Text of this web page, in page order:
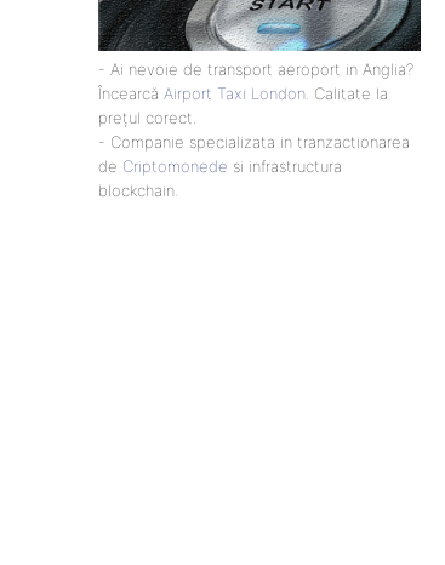
- Ai nevoie de transport aeroport in Anglia?
Încearcă Airport Taxi London . Calitate la
prețul corect.
- Companie specializata in tranzactionarea
de Criptomonede si infrastructura
blockchain.